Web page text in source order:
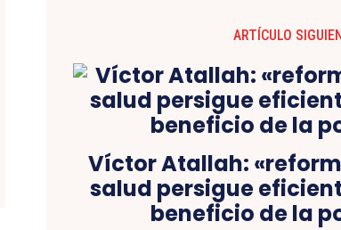
ARTÍCULO
Víctor Atallah:
salud persigue
beneficio de la